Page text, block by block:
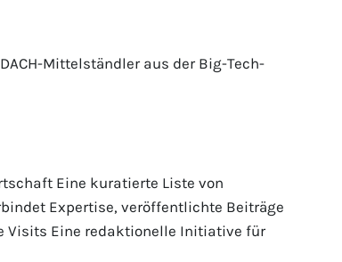
Mittelständler aus der Big-Tech-
Eine kuratierte Liste von
Expertise, veröffentlichte Beiträge
Visits Eine redaktionelle Initiative für